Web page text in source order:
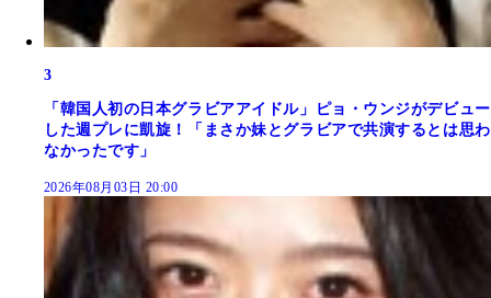
3
「韓国人初の日本グラビアアイドル」ピョ・ウンジがデビュー
した週プレに凱旋！「まさか妹とグラビアで共演するとは思わ
なかったです」
2026年08月03日 20:00